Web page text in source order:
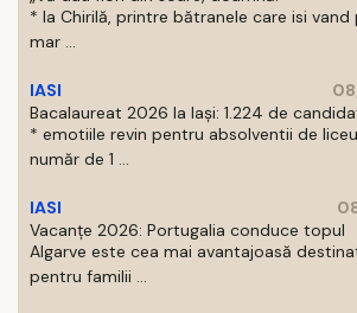
* la Chirilă, printre bătranele care isi
mar ...
IASI
Bacalaureat 2026 la Iași: 1.224 de
* emotiile revin pentru absolventii de
număr de 1 ...
IASI
Vacanțe 2026: Portugalia conduce topul
Algarve este cea mai avantajoasă
pentru familii ...